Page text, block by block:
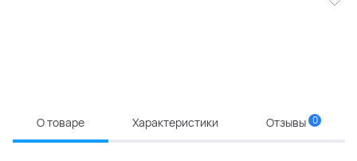
О товаре Характеристики Отзывы 0